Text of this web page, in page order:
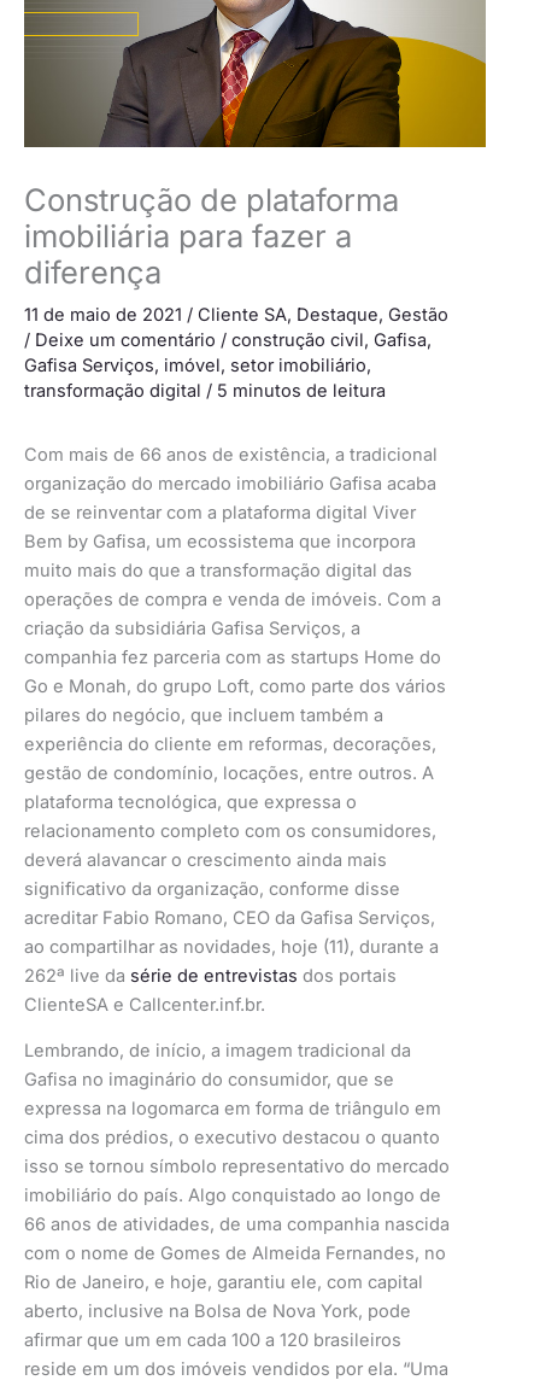
Construção de plataforma
imobiliária para fazer a
diferença
11 de maio de 2021 / Cliente SA, Destaque, Gestão
/ Deixe um comentário / construção civil, Gafisa,
Gafisa Serviços, imóvel, setor imobiliário,
transformação digital / 5 minutos de leitura
Com mais de 66 anos de existência, a tradicional
organização do mercado imobiliário Gafisa acaba
de se reinventar com a plataforma digital Viver
Bem by Gafisa, um ecossistema que incorpora
muito mais do que a transformação digital das
operações de compra e venda de imóveis. Com a
criação da subsidiária Gafisa Serviços, a
companhia fez parceria com as startups Home do
Go e Monah, do grupo Loft, como parte dos vários
pilares do negócio, que incluem também a
experiência do cliente em reformas, decorações,
gestão de condomínio, locações, entre outros. A
plataforma tecnológica, que expressa o
relacionamento completo com os consumidores,
deverá alavancar o crescimento ainda mais
significativo da organização, conforme disse
acreditar Fabio Romano, CEO da Gafisa Serviços,
ao compartilhar as novidades, hoje (11), durante a
262ª live da série de entrevistas dos portais
ClienteSA e Callcenter.inf.br.
Lembrando, de início, a imagem tradicional da
Gafisa no imaginário do consumidor, que se
expressa na logomarca em forma de triângulo em
cima dos prédios, o executivo destacou o quanto
isso se tornou símbolo representativo do mercado
imobiliário do país. Algo conquistado ao longo de
66 anos de atividades, de uma companhia nascida
com o nome de Gomes de Almeida Fernandes, no
Rio de Janeiro, e hoje, garantiu ele, com capital
aberto, inclusive na Bolsa de Nova York, pode
afirmar que um em cada 100 a 120 brasileiros
reside em um dos imóveis vendidos por ela. “Uma